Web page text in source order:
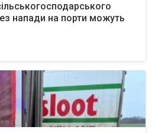
напади на порти можуть